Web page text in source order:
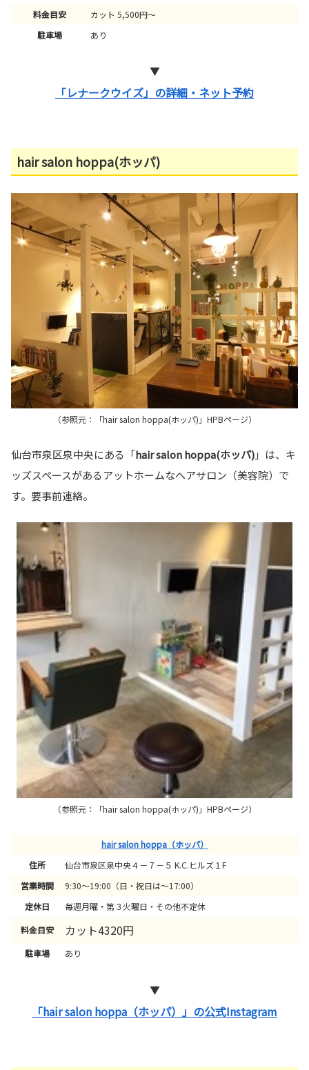
料金目安
カット 5,500円～
駐車場
あり
▼
「レナークウイズ」の詳細・ネット予約
hair salon hoppa(ホッパ)
（参照元：「hair salon hoppa(ホッパ)」HPBページ）
仙台市泉区泉中央にある「hair salon hoppa(ホッパ)」は、キ
ッズスペースがあるアットホームなヘアサロン（美容院）で
す。要事前連絡。
（参照元：「hair salon hoppa(ホッパ)」HPBページ）
hair salon hoppa（ホッパ）
住所
仙台市泉区泉中央４－７－５ K.C.ヒルズ１F
営業時間
9:30～19:00（日・祝日は～17:00）
定休日
毎週月曜・第３火曜日・その他不定休
料金目安
カット4320円
駐車場 あり
▼
「hair salon hoppa（ホッパ）」の公式Instagram